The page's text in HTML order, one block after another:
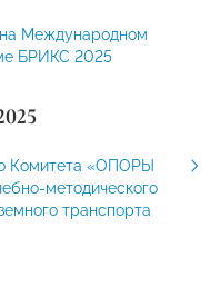
на Международном
БРИКС 2025
Комитета «ОПОРЫ
методического
транспорта